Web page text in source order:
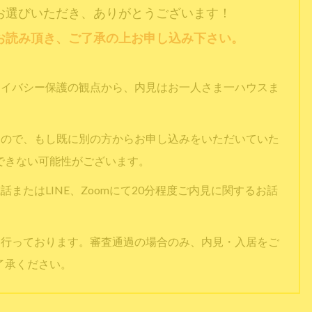
びいただき、ありがとうございます！
み頂き、ご了承の上お申し込み下さい。
バシー保護の観点から、内見はお一人さま一ハウスま
で、もし既に別の方からお申し込みをいただいていた
ない可能性がございます。
またはLINE、Zoomにて20分程度ご内見に関するお話
っております。審査通過の場合のみ、内見・入居をご
ください。